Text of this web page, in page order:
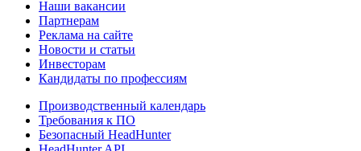
Наши вакансии
Партнерам
Реклама на сайте
Новости и статьи
Инвесторам
Кандидаты по профессиям
Производственный календарь
Требования к ПО
Безопасный HeadHunter